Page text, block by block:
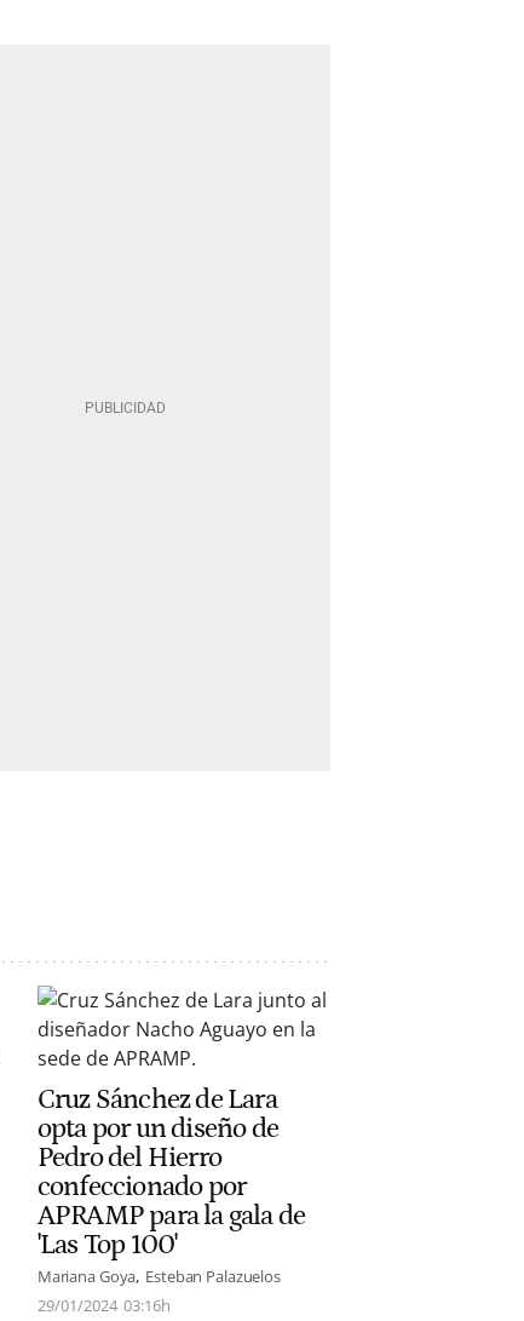
Cruz Sánchez de Lara
opta por un diseño de
Pedro del Hierro
confeccionado por
APRAMP para la gala de
'Las Top 100'
Mariana Goya Esteban Palazuelos
29/01/2024 03:16h